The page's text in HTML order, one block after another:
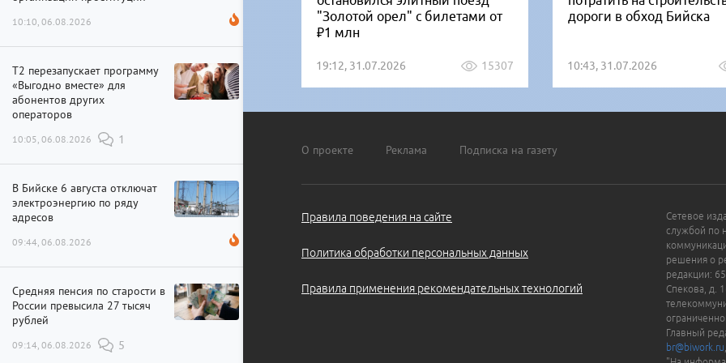
10:10, 06.08.2026
Т2 перезапускает программу
«Выгодно вместе» для
абонентов других
операторов
10:05, 06.08.2026 1
В Бийске 6 августа отключат
электроэнергию по ряду
адресов
09:44, 06.08.2026
Средняя пенсия по старости в
России превысила 27 тысяч
рублей
09:14, 06.08.2026 5
"Золотой орел" с билетами от
₽1 млн
19:12, 31.07.2026 15307
дороги в обход Бийска
10:43, 31.07.2026
О проекте Реклама Подписка на газету
Правила поведения на сайте
Политика обработки персональных данных
Правила применения рекомендательных технологий
Сетевое
службой по
решения о
редакции:
Спекова, д.
Главный
br@biwork.ru